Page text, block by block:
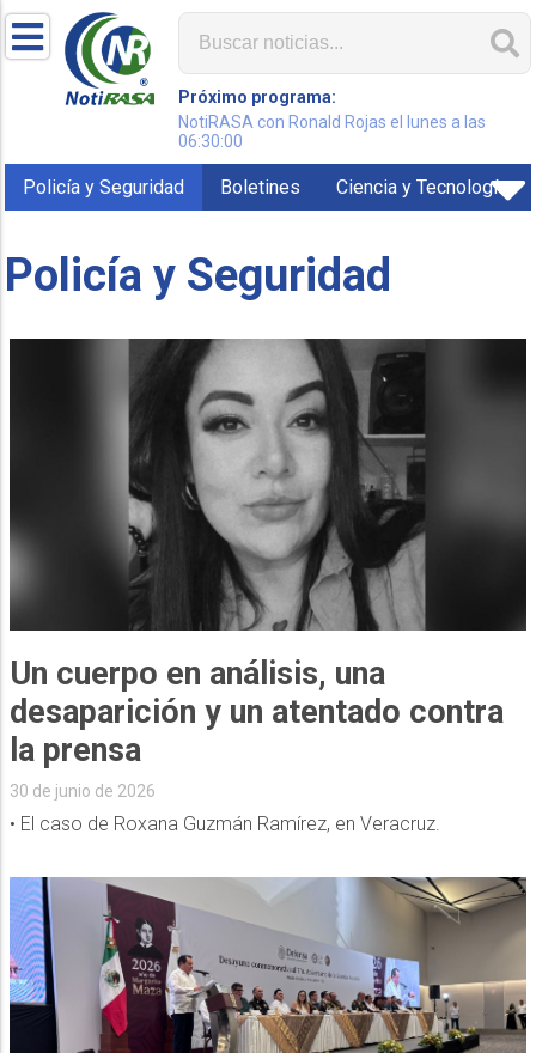
Próximo programa:
NotiRASA con Ronald Rojas el lunes a las
06:30:00
Policía y Seguridad Boletines Ciencia y Tecnología
Policía y Seguridad
Un cuerpo en análisis, una
desaparición y un atentado contra
la prensa
30 de junio de 2026
• El caso de Roxana Guzmán Ramírez, en Veracruz.